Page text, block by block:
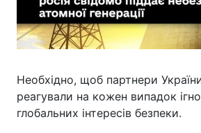
Необхідно, щоб партнери
реагували на кожен випадок
глобальних інтересів безпеки.